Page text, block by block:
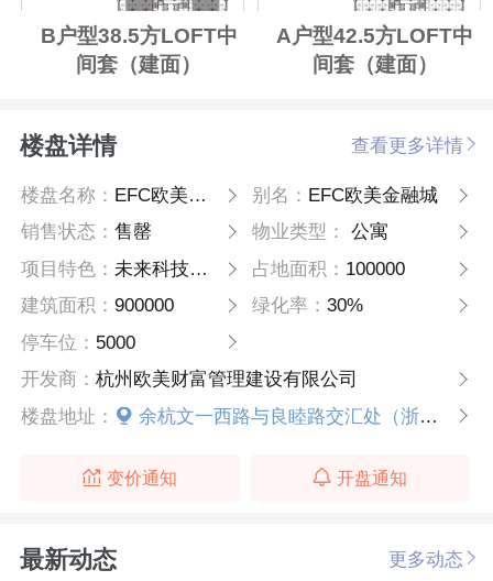
B户型38.5方LOFT中
间套（建面）
A户型42.5方LOFT中
间套（建面）
楼盘详情 查看更多详情
楼盘名称： EFC欧美金融城（公寓） 别名： EFC欧美金融城
销售状态：售罄 物业类型：
公寓
项目特色： 未来科技城核心区，百万方地铁上盖城市综合体 占地面积： 100000
建筑面积：900000 绿化率： 30%
停车位： 5000
开发商：杭州欧美财富管理建设有限公司
楼盘地址：
余杭文一西路与良睦路交汇处（浙江省省委党校西侧）
变价通知 开盘通知
最新动态 更多动态